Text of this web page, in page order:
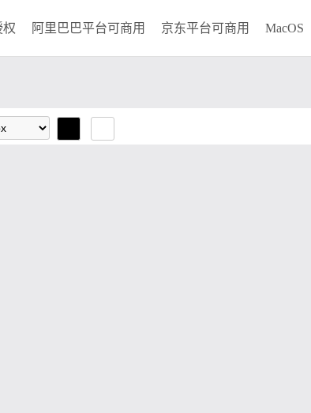
权 阿里巴巴平台可商用 京东平台可商用 MacOS